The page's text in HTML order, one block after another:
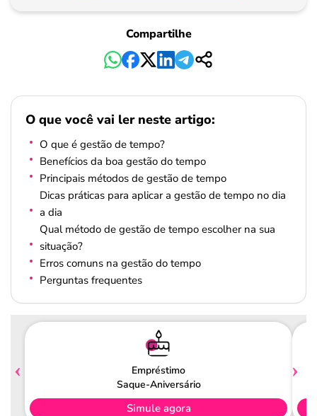
Compartilhe
O que você vai ler neste artigo:
O que é gestão de tempo?
Benefícios da boa gestão do tempo
Principais métodos de gestão de tempo
Dicas práticas para aplicar a gestão de tempo no dia
a dia
Qual método de gestão de tempo escolher na sua
situação?
Erros comuns na gestão do tempo
Perguntas frequentes
Empréstimo
Saque-Aniversário
Simule agora